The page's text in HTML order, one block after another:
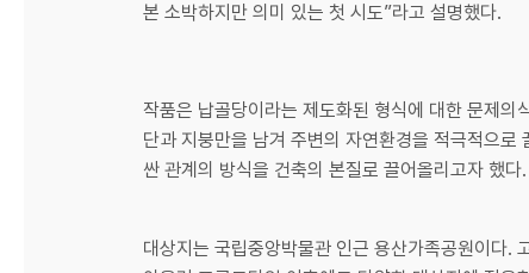
본 소박하지만 의미 있는 첫 시도”라고 설명했다.
작품은 납골당이라는 제도화된 형식에 대한 문제의
단과 지붕만을 남겨 주변의 자연환경을 적극적으로
싼 관계의 방식을 건축의 본질로 끌어올리고자 했다.
대상지는 국립중앙박물관 인근 용산가족공원이다.